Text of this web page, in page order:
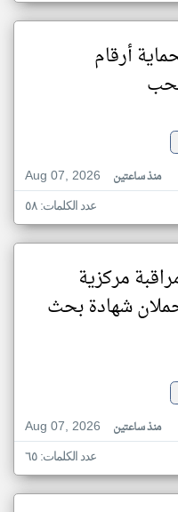
أرقام
Aug 07, 2026
منذ ساعتين
عدد الكلمات: ٥٨
مراقبة مركزية
شهادة بحث
Aug 07, 2026
منذ ساعتين
عدد الكلمات: ٦٥